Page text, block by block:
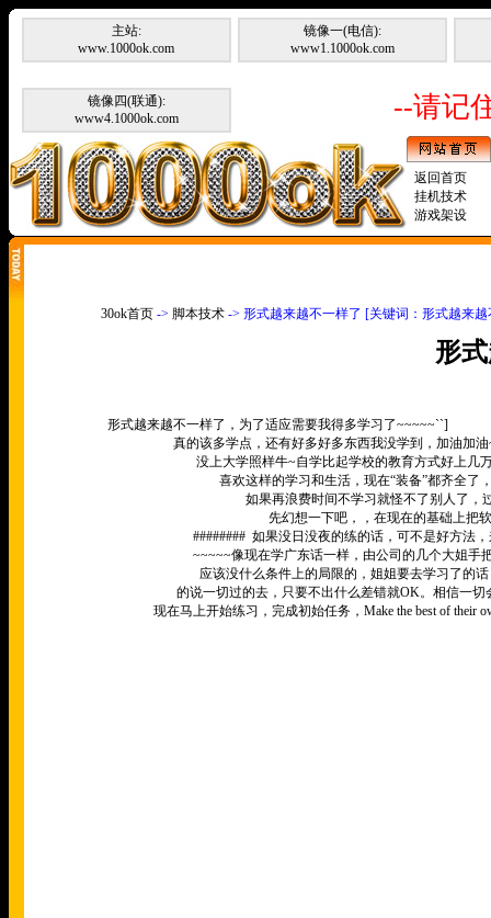
主站:
www.1000ok.com
镜像一(电信):
www1.1000ok.com
镜像四(联通):
www4.1000ok.com
--请记
返回首页
挂机技术
游戏架设
30ok首页 -> 脚本技术 -> 形式越来越不一样了 [关键词：形式越来
形
形式越来越不一样了，为了适应需要我得多学习了~~~~~``]
真的该多学点，还有好多好多东西我没学到，加油加油
没上大学照样牛~自学比起学校的教育方式好上几
喜欢这样的学习和生活，现在“装备”都齐全了
如果再浪费时间不学习就怪不了别人了，
先幻想一下吧，，在现在的基础上把
######## 如果没日没夜的练的话，可不是好方法
~~~~~像现在学广东话一样，由公司的几个大姐手
应该没什么条件上的局限的，姐姐要去学习了的
的说一切过的去，只要不出什么差错就OK。相信一切
现在马上开始练习，完成初始任务， Make the best of their